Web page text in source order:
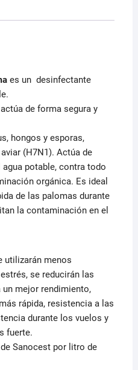
es un desinfectante
de forma segura y
hongos y esporas,
(H7N1). Actúa de
potable, contra todo
orgánica. Es ideal
de las palomas durante
la contaminación en el
utilizarán menos
se reducirán las
un mejor rendimiento,
rápida, resistencia a las
durante los vuelos y
fuerte.
Sanocest por litro de